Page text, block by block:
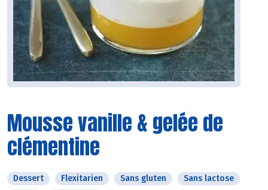
Mousse vanille & gelée de
clémentine
Dessert Flexitarien Sans gluten
Sans lactose